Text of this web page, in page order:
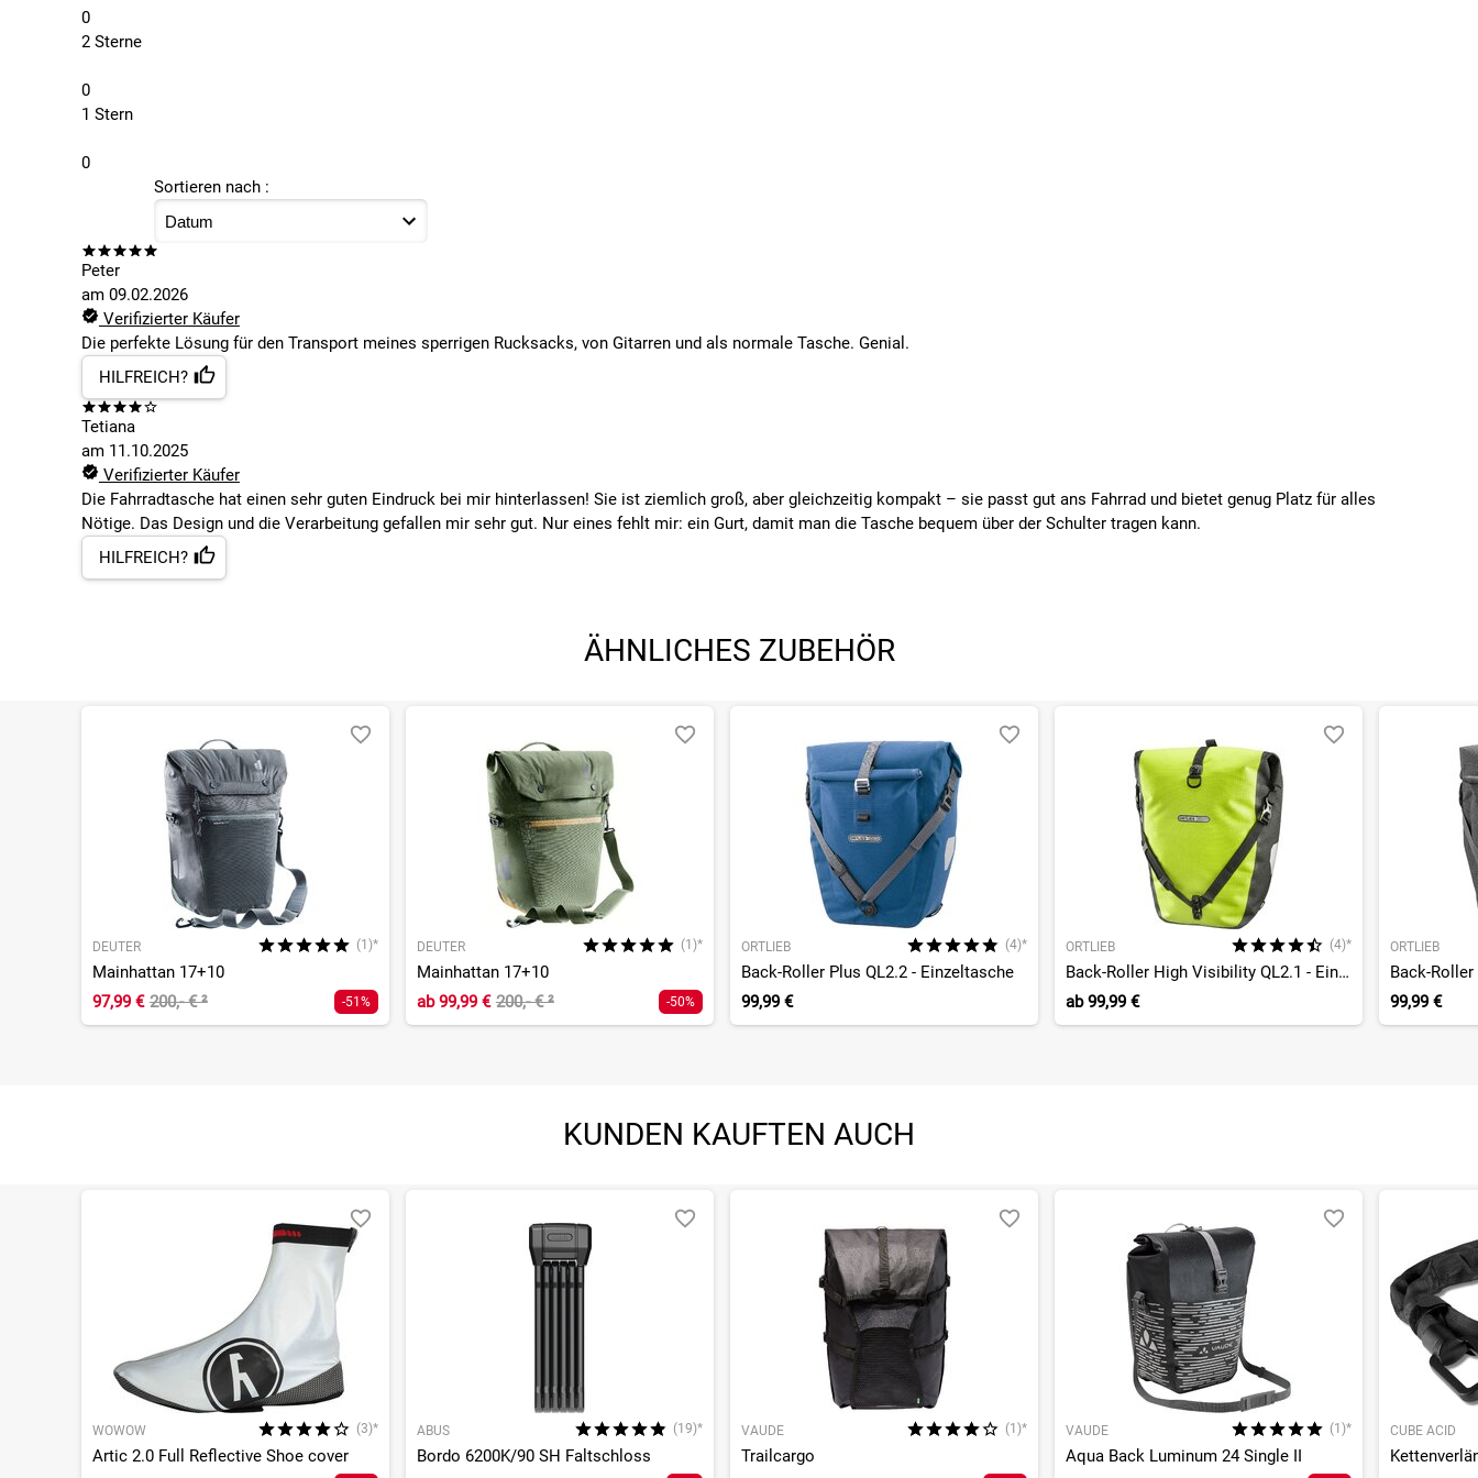
0
2 Sterne
0
1 Stern
0
Sortieren nach :
Peter
am 09.02.2026
Verifizierter Käufer
Die perfekte Lösung für den Transport meines sperrigen Rucksacks, von Gitarren und als normale Tasche. Genial.
HILFREICH?
Tetiana
am 11.10.2025
Verifizierter Käufer
Die Fahrradtasche hat einen sehr guten Eindruck bei mir hinterlassen! Sie ist ziemlich groß, aber gleichzeitig kompakt – sie passt gut ans Fahrrad und bietet genug Platz für alles
Nötige. Das Design und die Verarbeitung gefallen mir sehr gut. Nur eines fehlt mir: ein Gurt, damit man die Tasche bequem über der Schulter tragen kann.
HILFREICH?
ÄHNLICHES ZUBEHÖR
DEUTER (1)*
Mainhattan 17+10
97,99 € 200,- €² -51%
DEUTER (1)*
Mainhattan 17+10
ab99,99 € 200,- €² -50%
ORTLIEB (4)*
Back-Roller Plus QL2.2 - Einzeltasche
99,99 €
ORTLIEB (4)*
Back-Roller High Visibility QL2.1 - Einzeltasche
ab99,99 €
ORTLIEB
99,99 €
KUNDEN KAUFTEN AUCH
WOWOW (3)*
Artic 2.0 Full Reflective Shoe cover
ABUS (19)*
Bordo 6200K/90 SH Faltschloss
VAUDE (1)*
Trailcargo
VAUDE (1)*
Aqua Back Luminum 24 Single II
CUBE ACID